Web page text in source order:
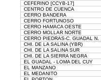
CEFERINO [CCYB-17]
CENTRO DE CUENCA
CERRO BANDERA
CERRO FORTUNOSO
CERRO HAMACA OESTE
CERRO MOLLAR NORTE
CERRO PIEDRAS-C. GUADAL N.
CHI. DE LA SALINA (YBR)
CHI. DE LA SALINA SUR
CHI. DE LA SIERRA NEGRA
EL GUADAL - LOMA DEL CUY
EL MANZANO
EL MEDANITO